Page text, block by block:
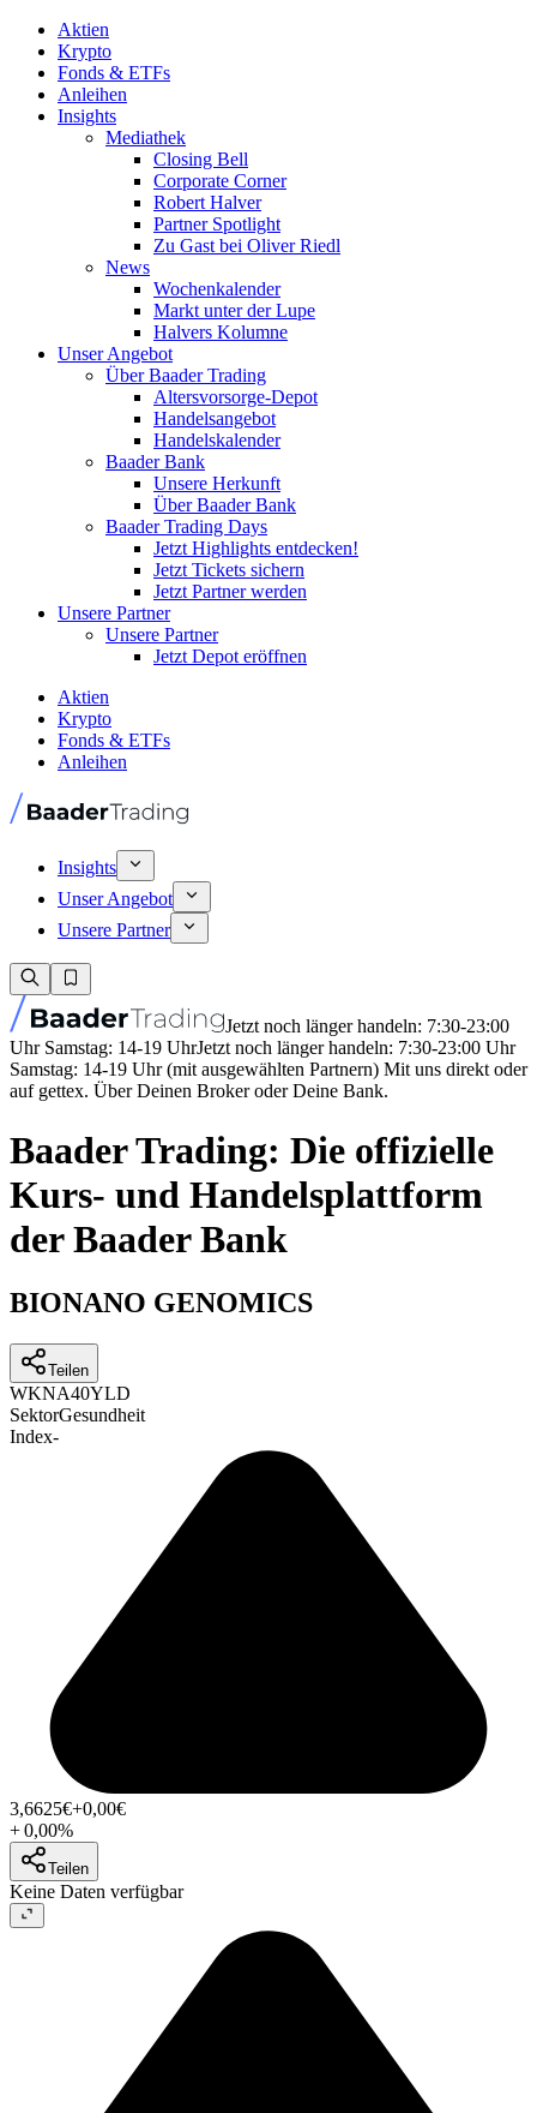
Aktien
Krypto
Fonds & ETFs
Anleihen
Insights
Mediathek
Closing Bell
Corporate Corner
Robert Halver
Partner Spotlight
Zu Gast bei Oliver Riedl
News
Wochenkalender
Markt unter der Lupe
Halvers Kolumne
Unser Angebot
Über Baader Trading
Altersvorsorge-Depot
Handelsangebot
Handelskalender
Baader Bank
Unsere Herkunft
Über Baader Bank
Baader Trading Days
Jetzt Highlights entdecken!
Jetzt Tickets sichern
Jetzt Partner werden
Unsere Partner
Unsere Partner
Jetzt Depot eröffnen
Aktien
Krypto
Fonds & ETFs
Anleihen
Insights
Unser Angebot
Unsere Partner
Jetzt noch länger handeln: 7:30-23:00
Uhr Samstag: 14-19 UhrJetzt noch länger handeln: 7:30-23:00 Uhr
Samstag: 14-19 Uhr (mit ausgewählten Partnern) Mit uns direkt oder
auf gettex. Über Deinen Broker oder Deine Bank.
Baader Trading: Die offizielle
Kurs- und Handelsplattform
der Baader Bank
BIONANO GENOMICS
Teilen
WKNA40YLD
SektorGesundheit
Index-
3,6625€+0,00€
+0,00%
Teilen
Keine Daten verfügbar